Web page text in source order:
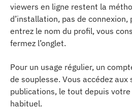
viewers en ligne restent la
d’installation, pas de connexion,
entrez le nom du profil, vous
fermez l’onglet.
Pour un usage régulier, un
de souplesse. Vous accédez
publications, le tout depuis votre
habituel.